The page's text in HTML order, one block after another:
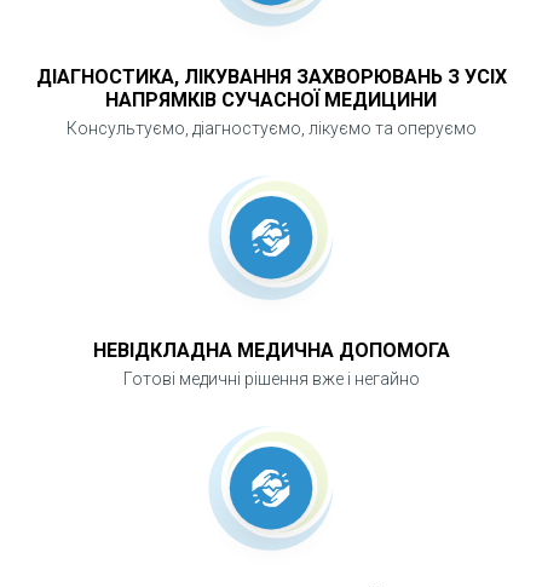
ДІАГНОСТИКА, ЛІКУВАННЯ ЗАХВОРЮВАНЬ З УСІХ
НАПРЯМКІВ СУЧАСНОЇ МЕДИЦИНИ
Консультуємо, діагностуємо, лікуємо та оперуємо
НЕВІДКЛАДНА МЕДИЧНА ДОПОМОГА
Готові медичні рішення вже і негайно